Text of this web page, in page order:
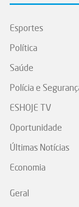
Esportes
Política
Saúde
Polícia e
ESHOJE TV
Oportunidade
Últimas Notícias
Economia
Geral